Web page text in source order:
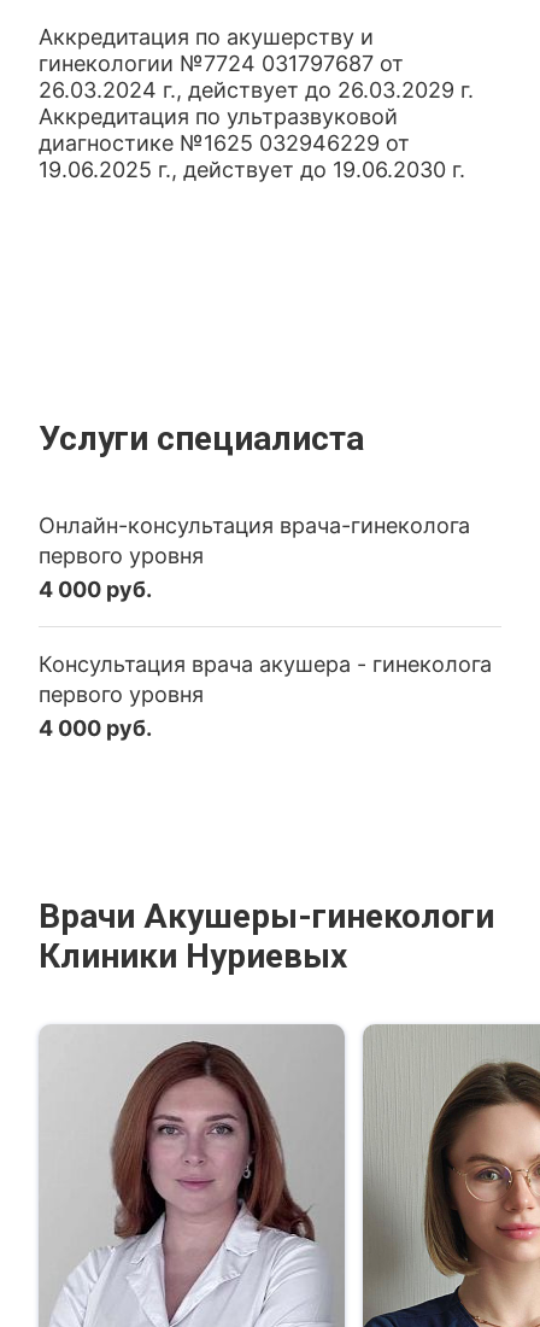
Аккредитация по акушерству и
гинекологии №7724 031797687 от
26.03.2024 г., действует до 26.03.2029 г.
Аккредитация по ультразвуковой
диагностике №1625 032946229 от
19.06.2025 г., действует до 19.06.2030 г.
Услуги специалиста
Онлайн-консультация врача-гинеколога
первого уровня
4 000 руб.
Консультация врача акушера - гинеколога
первого уровня
4 000 руб.
Врачи Акушеры-гинекологи
Клиники Нуриевых